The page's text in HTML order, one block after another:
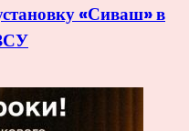
«Сиваш» в